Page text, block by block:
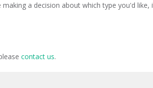
a decision about which type you'd like,
contact us.